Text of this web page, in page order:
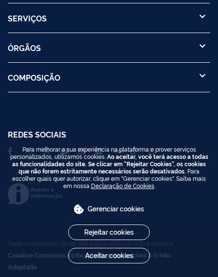
SERVIÇOS
ÓRGÃOS
COMPOSIÇÃO
REDES SOCIAIS
Acesso à
Informação
Todo o conteúdo deste site está publicado sob a licença
Creative Commons Atribuição-SemDerivações 3.0 Não
Adaptada
Para melhorar a sua experiência na plataforma e prover serviços
personalizados, utilizamos cookies. Ao aceitar, você terá acesso a todas
as funcionalidades do site. Se clicar em "Rejeitar Cookies", os cookies
que não forem estritamente necessários serão desativados. Para
escolher quais quer autorizar, clique em "Gerenciar cookies". Saiba mais
em nossa Declaração de Cookies.
Gerenciar cookies
Rejeitar cookies
Aceitar cookies